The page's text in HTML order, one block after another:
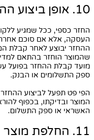
10. אופן ביצוע ההחזר הכספי
החזר כספי, ככל שמגיע
העסקה, אלא אם סוכם
ההחזר יבוצע לאחר קבלת
שהמוצר הוחזר בהתאם
מועד קבלת ההחזר בפועל
ספק התשלומים או הבנק.
המוצר ובדיקתו, בכפוף
האשראי או ספק התשלום.
11. החלפת מוצר